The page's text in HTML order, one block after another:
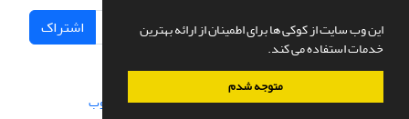
این وب سایت از کوکی ها برای اطمینان از ارائه بهترین
خدمات استفاده می کند.
متوجه شدم
اشتراک
سامانه مدیریت نشریات علمی.طراحی و پیاده سازی از سیناوب